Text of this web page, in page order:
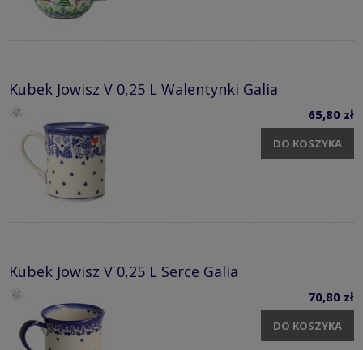
Kubek Jowisz V 0,25 L Walentynki Galia
65,80 zł
DO KOSZYKA
Kubek Jowisz V 0,25 L Serce Galia
70,80 zł
DO KOSZYKA